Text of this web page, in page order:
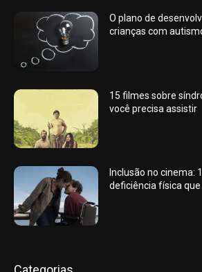
O plano de
crianças com
15 filmes sobre
você precisa assistir
Inclusão no cinema:
deficiência física